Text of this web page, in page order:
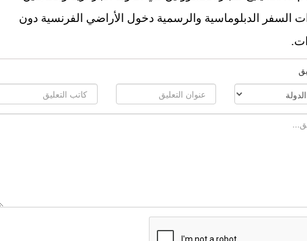
السفر الدبلوماسية والرسمية دخول الأراضي الفرنسية دون